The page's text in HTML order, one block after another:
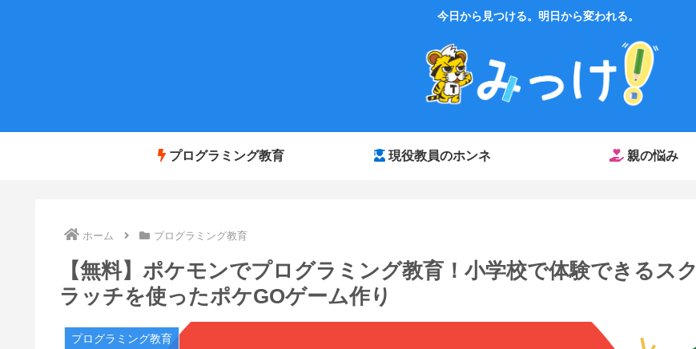
今日から見つける。明日から変われる。
プログラミング教育 現役教員のホンネ 親の悩み
ホーム プログラミング教育
【無料】ポケモンでプログラミング教育！小学校で体験できるスク
ラッチを使ったポケGOゲーム作り
プログラミング教育